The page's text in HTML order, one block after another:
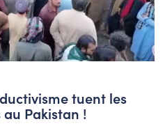
tuent les
Pakistan !